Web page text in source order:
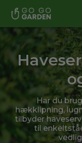
Har du
hækklipning,
tilbyder
til